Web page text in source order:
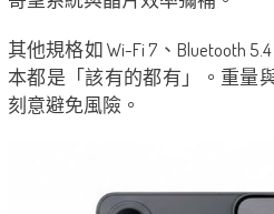
其他規格如 Wi-Fi 7、Bluetooth
本都是「該有的都有」。重量
刻意避免風險。